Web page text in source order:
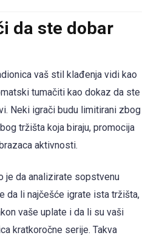
da ste dobar
vaš stil klađenja vidi kao
tumačiti kao dokaz da ste
Neki igrači budu limitirani zbog
tržišta koja biraju, promocija
aktivnosti.
je da analizirate sopstvenu
da li najčešće igrate ista tržišta,
vaše uplate i da li su vaši
kratkoročne serije. Takva